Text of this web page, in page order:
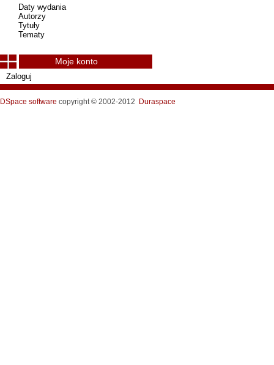
Daty wydania
Autorzy
Tytuły
Tematy
Moje konto
Zaloguj
DSpace software copyright © 2002-2012 Duraspace